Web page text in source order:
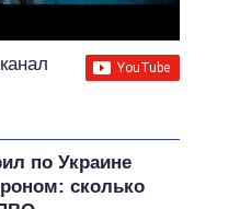
по Украине
сколько